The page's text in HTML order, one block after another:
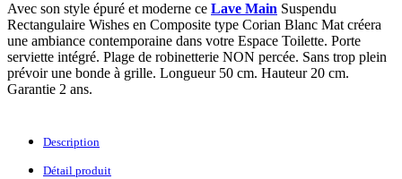
Avec son style épuré et moderne ce Lave Main Suspendu
Rectangulaire Wishes en Composite type Corian Blanc Mat créera
une ambiance contemporaine dans votre Espace Toilette. Porte
serviette intégré. Plage de robinetterie NON percée. Sans trop plein
prévoir une bonde à grille. Longueur 50 cm. Hauteur 20 cm.
Garantie 2 ans.
Description
Détail produit